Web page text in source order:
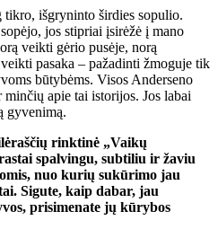
tikro, išgryninto širdies sopulio.
jos stipriai įsirėžė į mano
veikti gėrio pusėje, norą
pasaka – pažadinti žmoguje tik
būtybėms. Visos Anderseno
apie tai istorijos. Jos labai
gyvenimą.
rinktinė „Vaikų
spalvingu, subtiliu ir žaviu
nuo kurių sukūrimo jau
Sigute, kaip dabar, jau
prisimenate jų kūrybos